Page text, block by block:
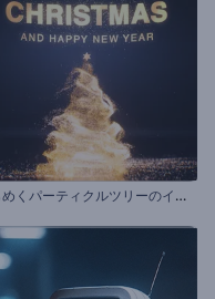
き
らめくパーティクルツリーのイントロ動画